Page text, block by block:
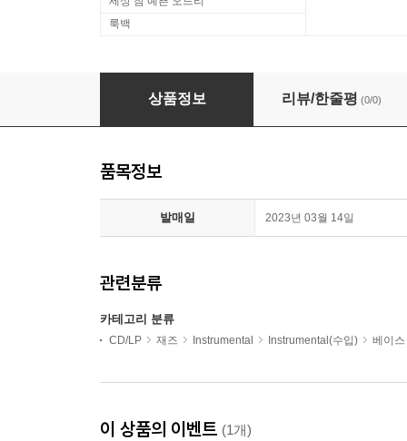
룩백
Avishai Cohen (아비샤이 코헨) - Sensitive
상품정보 리뷰/한줄평 (0/0)
품목정보
발매일 2023년 03월 14일
관련분류
카테고리 분류
CD/LP 재즈 Instrumental Instrumental(수입) 베이스
이 상품의 이벤트 (1개)